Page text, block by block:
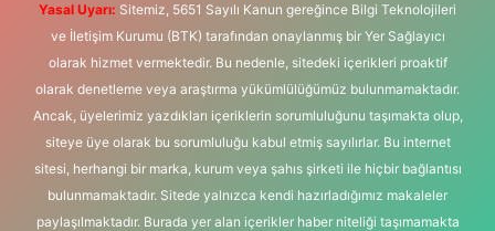
Yasal Uyarı: Sitemiz, 5651 Sayılı Kanun gereğince Bilgi Teknolojileri
ve İletişim Kurumu (BTK) tarafından onaylanmış bir Yer Sağlayıcı
olarak hizmet vermektedir. Bu nedenle, sitedeki içerikleri proaktif
olarak denetleme veya araştırma yükümlülüğümüz bulunmamaktadır.
Ancak, üyelerimiz yazdıkları içeriklerin sorumluluğunu taşımakta olup,
siteye üye olarak bu sorumluluğu kabul etmiş sayılırlar. Bu internet
sitesi, herhangi bir marka, kurum veya şahıs şirketi ile hiçbir bağlantısı
bulunmamaktadır. Sitede yalnızca kendi hazırladığımız makaleler
paylaşılmaktadır. Burada yer alan içerikler haber niteliği taşımamakta